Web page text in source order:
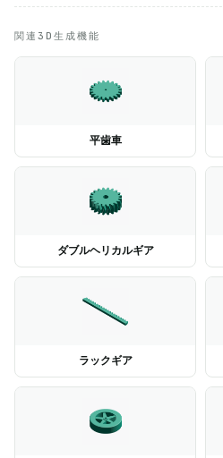
関連3D生成機能
平歯車
ダブルヘリカルギア
ラックギア